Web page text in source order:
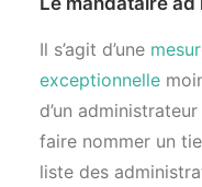
Il s’agit d’une
exceptionnelle
d’un
faire nommer un
liste des